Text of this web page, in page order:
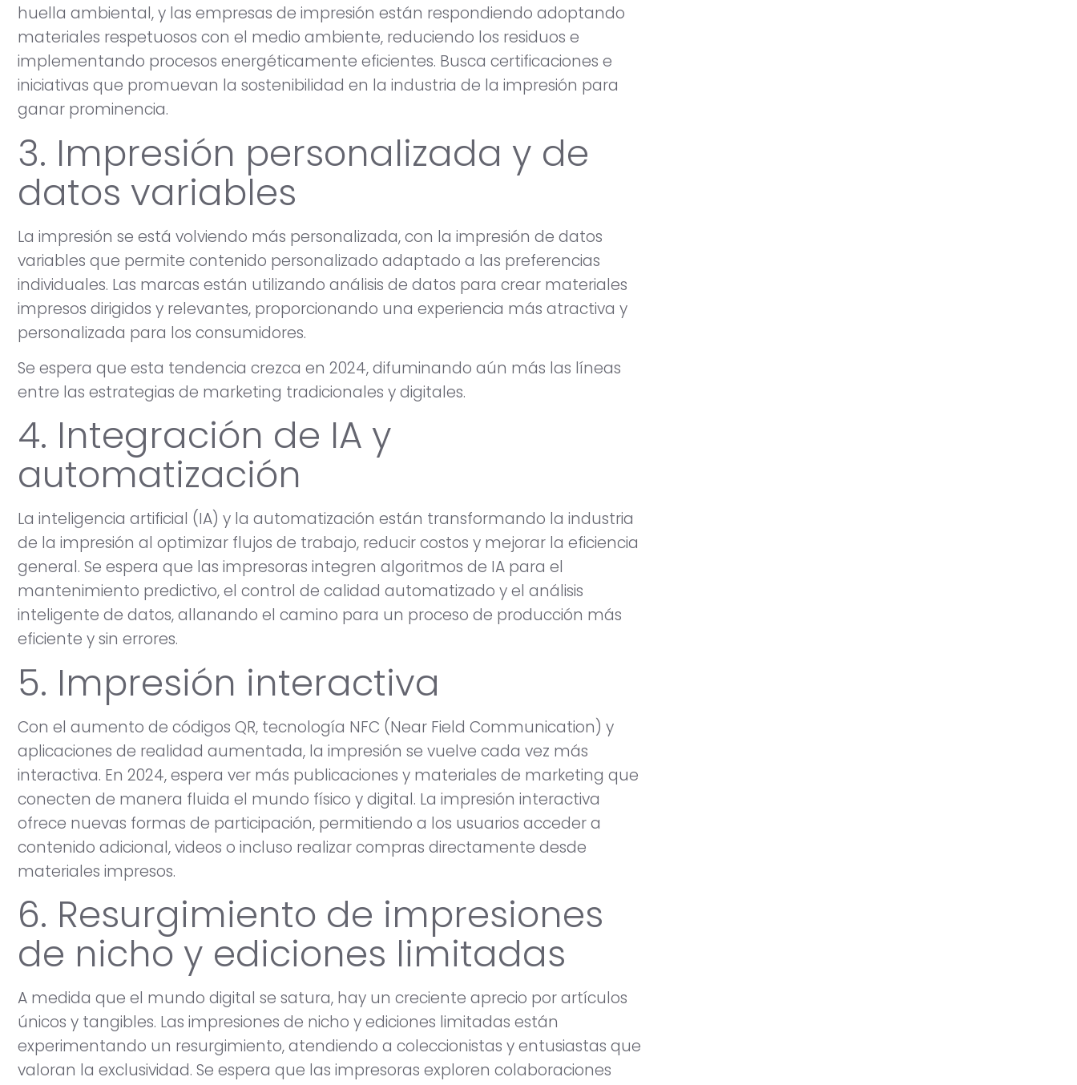
huella ambiental, y las empresas de impresión están respondiendo adoptando
materiales respetuosos con el medio ambiente, reduciendo los residuos e
implementando procesos energéticamente eficientes. Busca certificaciones e
iniciativas que promuevan la sostenibilidad en la industria de la impresión para
ganar prominencia.
3. Impresión personalizada y de
datos variables
La impresión se está volviendo más personalizada, con la impresión de datos
variables que permite contenido personalizado adaptado a las preferencias
individuales. Las marcas están utilizando análisis de datos para crear materiales
impresos dirigidos y relevantes, proporcionando una experiencia más atractiva y
personalizada para los consumidores.
Se espera que esta tendencia crezca en 2024, difuminando aún más las líneas
entre las estrategias de marketing tradicionales y digitales.
4. Integración de IA y
automatización
La inteligencia artificial (IA) y la automatización están transformando la industria
de la impresión al optimizar flujos de trabajo, reducir costos y mejorar la eficiencia
general. Se espera que las impresoras integren algoritmos de IA para el
mantenimiento predictivo, el control de calidad automatizado y el análisis
inteligente de datos, allanando el camino para un proceso de producción más
eficiente y sin errores.
5. Impresión interactiva
Con el aumento de códigos QR, tecnología NFC (Near Field Communication) y
aplicaciones de realidad aumentada, la impresión se vuelve cada vez más
interactiva. En 2024, espera ver más publicaciones y materiales de marketing que
conecten de manera fluida el mundo físico y digital. La impresión interactiva
ofrece nuevas formas de participación, permitiendo a los usuarios acceder a
contenido adicional, videos o incluso realizar compras directamente desde
materiales impresos.
6. Resurgimiento de impresiones
de nicho y ediciones limitadas
A medida que el mundo digital se satura, hay un creciente aprecio por artículos
únicos y tangibles. Las impresiones de nicho y ediciones limitadas están
experimentando un resurgimiento, atendiendo a coleccionistas y entusiastas que
valoran la exclusividad. Se espera que las impresoras exploren colaboraciones